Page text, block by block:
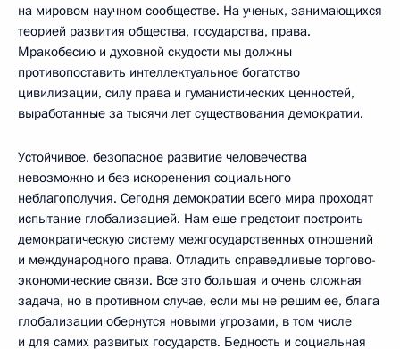
на мировом научном сообществе. На ученых, занимающихся
теорией развития общества, государства, права.
Мракобесию и духовной скудости мы должны
противопоставить интеллектуальное богатство
цивилизации, силу права и гуманистических ценностей,
выработанные за тысячи лет существования демократии.
Устойчивое, безопасное развитие человечества
невозможно и без искоренения социального
неблагополучия. Сегодня демократии всего мира проходят
испытание глобализацией. Нам еще предстоит построить
демократическую систему межгосударственных отношений
и международного права. Отладить справедливые торгово-
экономические связи. Все это большая и очень сложная
задача, но в противном случае, если мы не решим ее, блага
глобализации обернутся новыми угрозами, в том числе
и для самих развитых государств. Бедность и социальная